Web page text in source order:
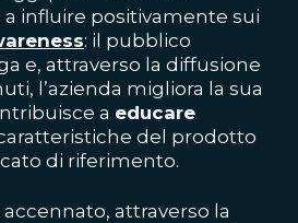
influire positivamente sui
: il pubblico
e, attraverso la diffusione
l’azienda migliora la sua
a educare
del prodotto
di riferimento.
attraverso la